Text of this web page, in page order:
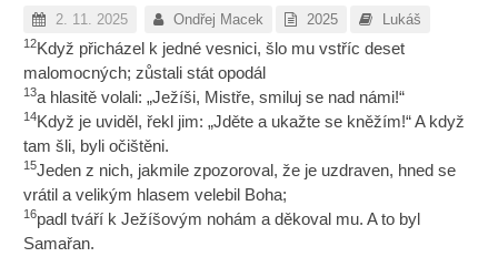
2. 11. 2025 Ondřej Macek 2025 Lukáš
12Když přicházel k jedné vesnici, šlo mu vstříc deset
malomocných; zůstali stát opodál
13a hlasitě volali: „Ježíši, Mistře, smiluj se nad námi!“
14Když je uviděl, řekl jim: „Jděte a ukažte se kněžím!“ A když
tam šli, byli očištěni.
15Jeden z nich, jakmile zpozoroval, že je uzdraven, hned se
vrátil a velikým hlasem velebil Boha;
16padl tváří k Ježíšovým nohám a děkoval mu. A to byl
Samařan.